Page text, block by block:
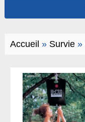
Accueil » Survie»